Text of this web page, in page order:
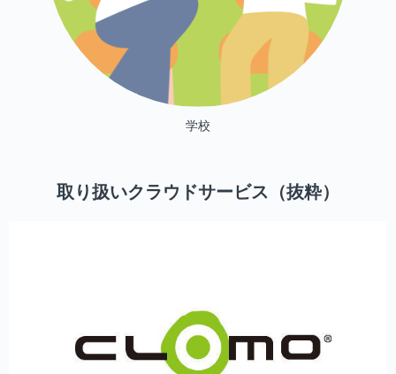
学校
取り扱いクラウドサービス（抜粋）